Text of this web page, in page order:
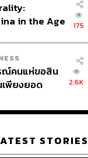
in the Age
175
ณ์คนแห่ขอสิน
เพียงยอด
2.6K
STORIES